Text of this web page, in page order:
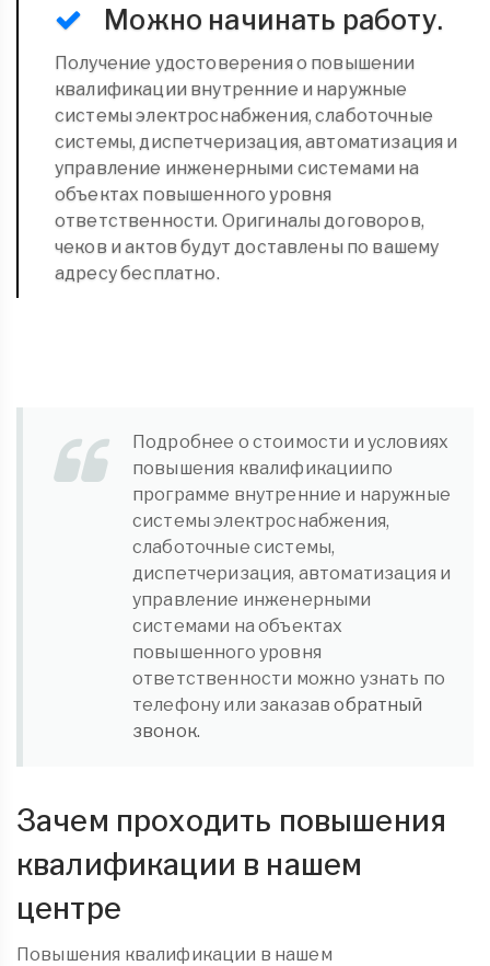
Можно начинать работу.
Получение удостоверения о повышении
квалификации внутренние и наружные
системы электроснабжения, слаботочные
системы, диспетчеризация, автоматизация и
управление инженерными системами на
объектах повышенного уровня
ответственности. Оригиналы договоров,
чеков и актов будут доставлены по вашему
адресу бесплатно.
Подробнее о стоимости и условиях
повышения квалификациипо
программе внутренние и наружные
системы электроснабжения,
слаботочные системы,
диспетчеризация, автоматизация и
управление инженерными
системами на объектах
повышенного уровня
ответственности можно узнать по
телефону или заказавобратный
звонок.
Зачем проходить повышения
квалификации в нашем
центре
Повышения квалификации в нашем